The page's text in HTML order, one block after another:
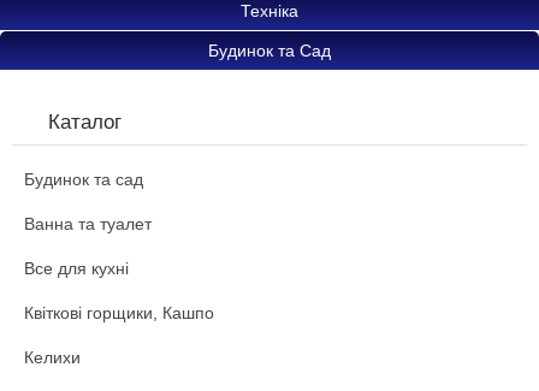
Техніка
Будинок та Сад
Каталог
Будинок та сад
Ванна та туалет
Все для кухні
Квіткові горщики, Кашпо
Келихи